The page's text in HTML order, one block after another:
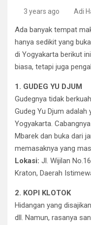
3 years ago Adi
Ada banyak tempat
hanya sedikit yang
di Yogyakarta berikut
biasa, tetapi juga
1. GUDEG YU DJUM
Gudegnya tidak
Gudeg Yu Djum adalah
Yogyakarta.
Mbarek dan buka dari
memasaknya yang
Lokasi: Jl. Wijilan
Kraton, Daerah
2. KOPI KLOTOK
Hidangan yang
dll. Namun, rasanya